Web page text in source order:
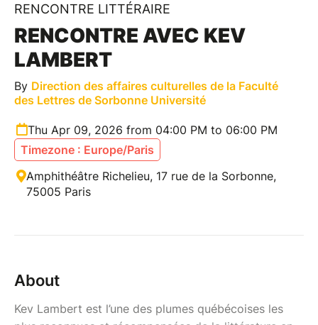
RENCONTRE LITTÉRAIRE
RENCONTRE AVEC KEV
LAMBERT
By Direction des affaires culturelles de la Faculté
des Lettres de Sorbonne Université
Thu Apr 09, 2026 from 04:00 PM to 06:00 PM
Timezone : Europe/Paris
Amphithéâtre Richelieu, 17 rue de la Sorbonne,
75005 Paris
About
Kev Lambert est l’une des plumes québécoises les